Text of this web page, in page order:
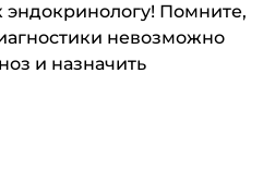
Помните,
невозможно
и назначить